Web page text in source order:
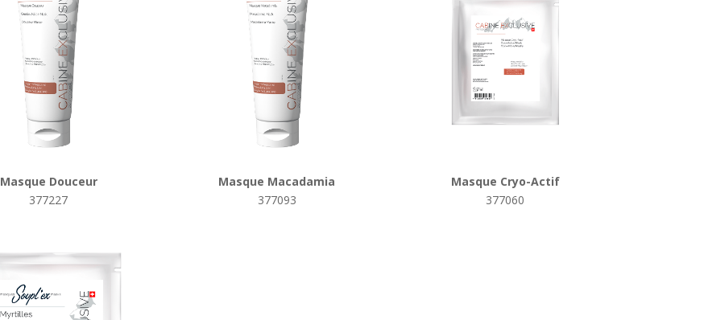
Masque Douceur
377227
Masque Macadamia
377093
Masque Cryo-Actif
377060